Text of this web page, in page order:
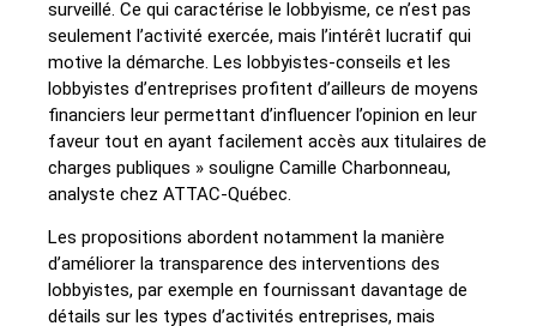
surveillé. Ce qui caractérise le lobbyisme, ce n’est pas
seulement l’activité exercée, mais l’intérêt lucratif qui
motive la démarche. Les lobbyistes-conseils et les
lobbyistes d’entreprises profitent d’ailleurs de moyens
financiers leur permettant d’influencer l’opinion en leur
faveur tout en ayant facilement accès aux titulaires de
charges publiques » souligne Camille Charbonneau,
analyste chez ATTAC-Québec.
Les propositions abordent notamment la manière
d’améliorer la transparence des interventions des
lobbyistes, par exemple en fournissant davantage de
détails sur les types d’activités entreprises, mais